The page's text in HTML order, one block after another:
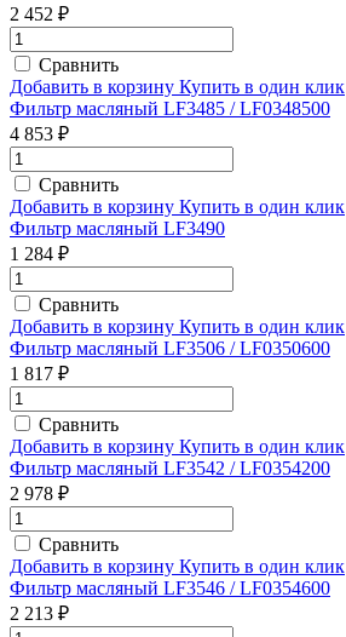
2 452 ₽
Сравнить
Добавить в корзину Купить в один клик
Фильтр масляный LF3485 / LF0348500
4 853 ₽
Сравнить
Добавить в корзину Купить в один клик
Фильтр масляный LF3490
1 284 ₽
Сравнить
Добавить в корзину Купить в один клик
Фильтр масляный LF3506 / LF0350600
1 817 ₽
Сравнить
Добавить в корзину Купить в один клик
Фильтр масляный LF3542 / LF0354200
2 978 ₽
Сравнить
Добавить в корзину Купить в один клик
Фильтр масляный LF3546 / LF0354600
2 213 ₽